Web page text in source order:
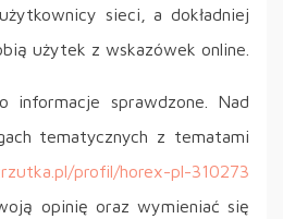
sieci, a dokładniej
użytek z wskazówek online.
informacje sprawdzone. Nad
tematycznych z tematami
profil/horex-pl-310273
opinię oraz wymieniać się